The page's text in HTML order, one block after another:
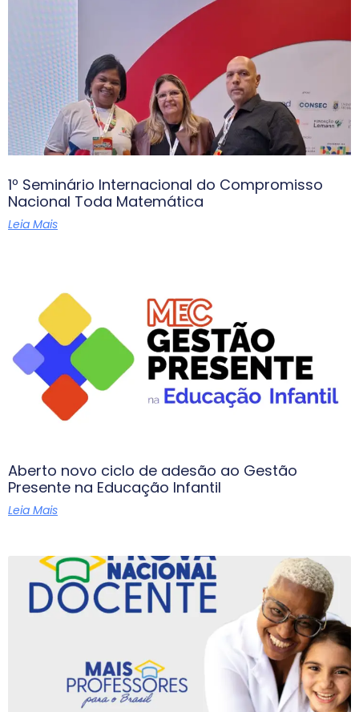
1º Seminário Internacional do Compromisso
Nacional Toda Matemática
Leia Mais
Aberto novo ciclo de adesão ao Gestão
Presente na Educação Infantil
Leia Mais